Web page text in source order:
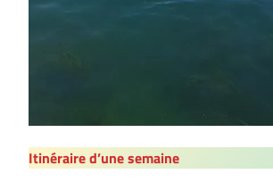
Itinéraire d’une semaine